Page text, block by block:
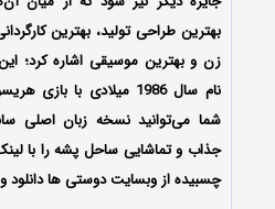
بهترین طراحی تولید، بهترین
زن و بهترین موسیقی اشاره کرد؛
نام سال 1986 میلادی با
شما می‌توانید نسخه زبان اصلی
جذاب و تماشایی ساحل پشه را با
چسبیده از وبسایت دوستی ها دانلود و